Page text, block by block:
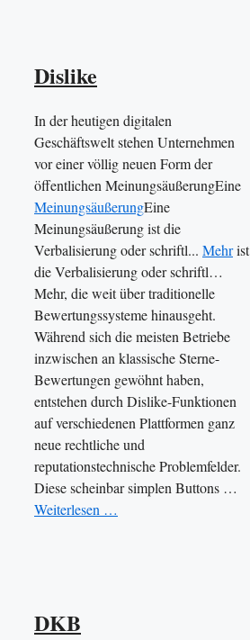
Dislike
In der heutigen digitalen
Geschäftswelt stehen Unternehmen
vor einer völlig neuen Form der
öffentlichen MeinungsäußerungEine
MeinungsäußerungEine
Meinungsäußerung ist die
Verbalisierung oder schriftl... Mehrist
die Verbalisierung oder schriftl…
Mehr, die weit über traditionelle
Bewertungssysteme hinausgeht.
Während sich die meisten Betriebe
inzwischen an klassische Sterne-
Bewertungen gewöhnt haben,
entstehen durch Dislike-Funktionen
auf verschiedenen Plattformen ganz
neue rechtliche und
reputationstechnische Problemfelder.
Diese scheinbar simplen Buttons …
Weiterlesen …
DKB